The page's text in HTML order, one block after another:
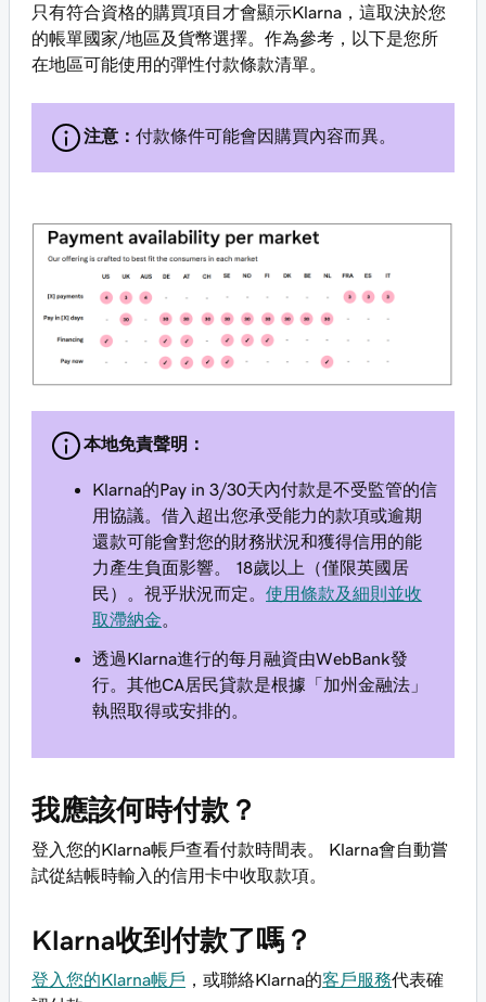
只有符合資格的購買項目才會顯示Klarna，這取決於您
的帳單國家/地區及貨幣選擇。作為參考，以下是您所
在地區可能使用的彈性付款條款清單。
注意： 付款條件可能會因購買內容而異。
本地免責聲明：
Klarna的Pay in 3/30天內付款是不受監管的信
用協議。借入超出您承受能力的款項或逾期
還款可能會對您的財務狀況和獲得信用的能
力產生負面影響。 18歲以上（僅限英國居
民）。視乎狀況而定。 使用條款及細則並收
取滯納金
透過Klarna進行的每月融資由WebBank發
行。其他CA居民貸款是根據「加州金融法」
執照取得或安排的。
我應該何時付款？
登入您的Klarna帳戶查看付款時間表。 Klarna會自動嘗
試從結帳時輸入的信用卡中收取款項。
Klarna收到付款了嗎？
登入您的Klarna帳戶 ，或聯絡Klarna的客戶服務代表確